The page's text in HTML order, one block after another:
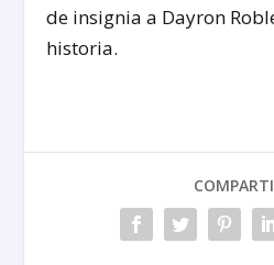
de insignia a Dayron
historia.